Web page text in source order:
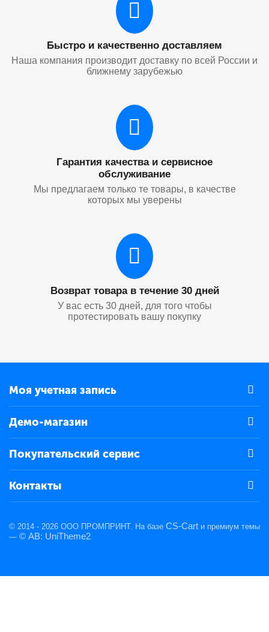
Быстро и качественно доставляем
Наша компания производит доставку по всей России и
ближнему зарубежью
Гарантия качества и сервисное
обслуживание
Мы предлагаем только те товары, в качестве
которых мы уверены
Возврат товара в течение 30 дней
У вас есть 30 дней, для того чтобы
протестировать вашу покупку
Моя учетная запись
Демо-магазин
Покупательский сервис
Контакты
© 2014 - 2026 ООО ПРОМПРИНТ. На базе CS-Cart и премиум темы
— © AB: UniTheme2